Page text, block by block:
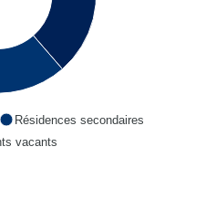
Résidences secondaires
vacants